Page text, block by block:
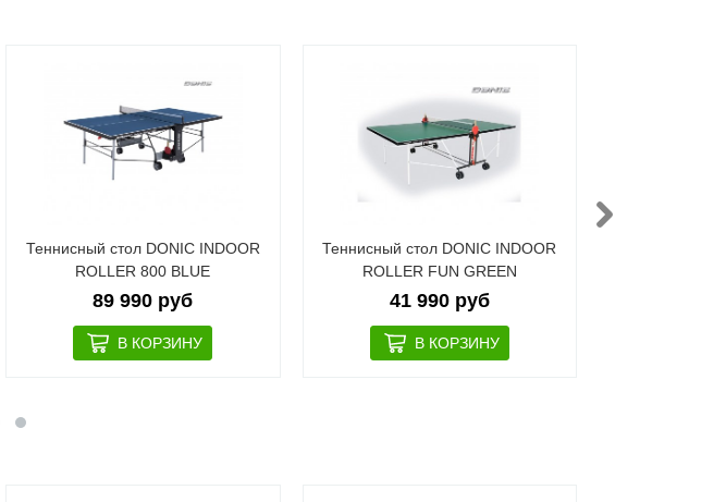
Теннисный стол DONIC INDOOR
ROLLER 800 BLUE
89 990 руб
Теннисный стол DONIC INDOOR
ROLLER FUN GREEN
41 990 руб